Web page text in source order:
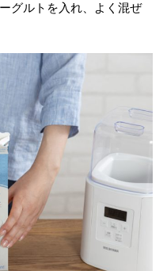
グルトを入れ、よく混ぜ